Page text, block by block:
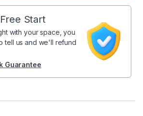
Start
with your space, you
tell us and we'll refund
Guarantee